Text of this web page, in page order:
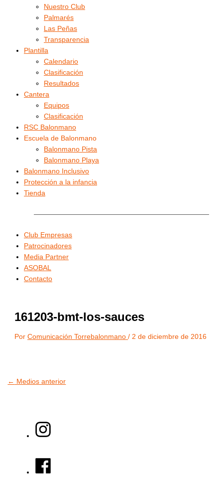
Nuestro Club
Palmarés
Las Peñas
Transparencia
Plantilla
Calendario
Clasificación
Resultados
Cantera
Equipos
Clasificación
RSC Balonmano
Escuela de Balonmano
Balonmano Pista
Balonmano Playa
Balonmano Inclusivo
Protección a la infancia
Tienda
Club Empresas
Patrocinadores
Media Partner
ASOBAL
Contacto
161203-bmt-los-sauces
PorComunicación Torrebalonmano/2 de diciembre de 2016
← Medios anterior